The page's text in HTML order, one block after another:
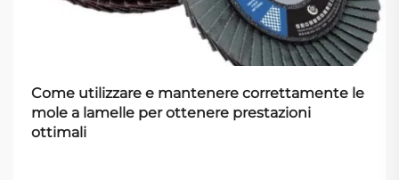
Come utilizzare e mantenere correttamente le
mole a lamelle per ottenere prestazioni
ottimali